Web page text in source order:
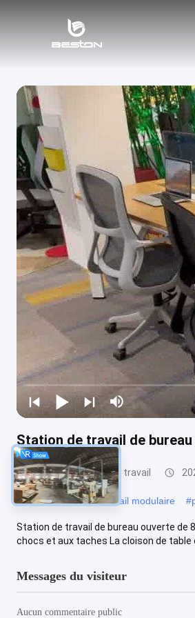
Station de travail de
Bureaux de poste de travail
#Table de poste de travail modulaire #
Station de travail de bureau ouverte de
chocs et aux taches La cloison de table
Messages du visiteur
Aucun commentaire public